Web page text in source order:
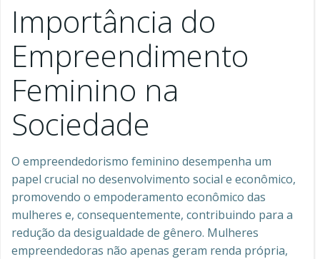
Importância do
Empreendimento
Feminino na
Sociedade
O empreendedorismo feminino desempenha um
papel crucial no desenvolvimento social e econômico,
promovendo o empoderamento econômico das
mulheres e, consequentemente, contribuindo para a
redução da desigualdade de gênero. Mulheres
empreendedoras não apenas geram renda própria,